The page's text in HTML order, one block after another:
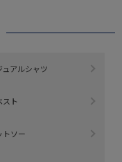
アルシャツ
スト
トソー